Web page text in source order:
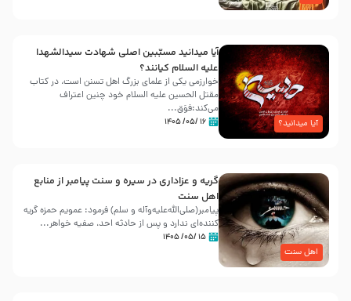
آیا میدانید؟
آیا میدانید مسبّبین اصلی شهادت سیدالشهدا
علیه ‌السلام کیانند؟
خوارزمی یکی از علمای بزرگ اهل تسنن است، در کتاب
مقتل الحسین علیه ‌السلام خود چنین اعتراف
می‌کند:فوَق...
۱۶ /۰۵/ ۱۴۰۵
اهل سنت
گریه و عزاداری در سیره و سنت پیامبر از منابع
اهل سنت
پیامبر(صلی‌الله‌علیه‌وآله و سلم) فرمود: عمویم حمزه گریه
کننده‌ای ندارد و پس از حادثه احد، صفیه خواهر...
۱۵ /۰۵/ ۱۴۰۵